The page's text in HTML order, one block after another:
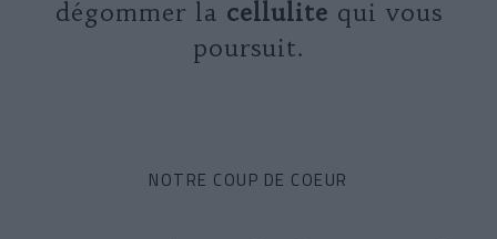
dégommer la cellulite qui vous
poursuit.
NOTRE COUP DE COEUR